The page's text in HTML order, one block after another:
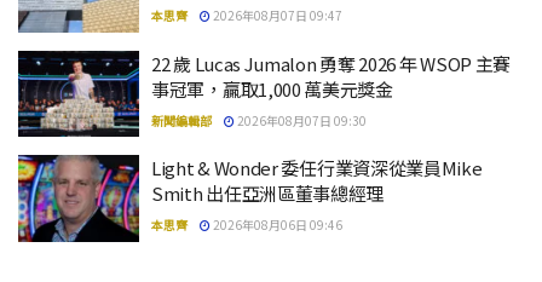
本思齊 2026年08月07日 09:47
22 歲 Lucas Jumalon 勇奪 2026 年 WSOP 主賽
事冠軍，贏取1,000 萬美元獎金
新聞編輯部 2026年08月07日 09:30
Light & Wonder 委任行業資深從業員Mike
Smith 出任亞洲區董事總經理
本思齊 2026年08月06日 09:46